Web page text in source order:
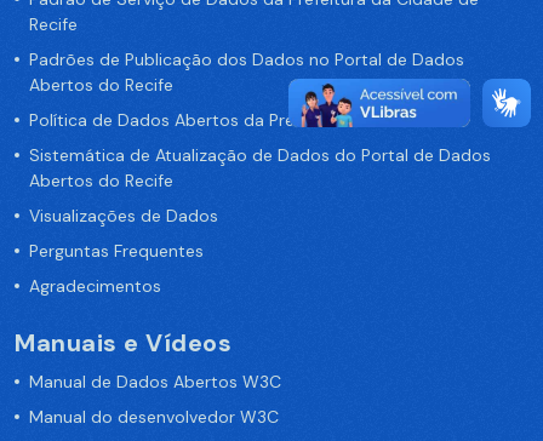
Recife
Padrões de Publicação dos Dados no Portal de Dados
Abertos do Recife
Política de Dados Abertos da Prefeitura do Recife
Sistemática de Atualização de Dados do Portal de Dados
Abertos do Recife
Visualizações de Dados
Perguntas Frequentes
Agradecimentos
Manuais e Vídeos
Manual de Dados Abertos W3C
Manual do desenvolvedor W3C